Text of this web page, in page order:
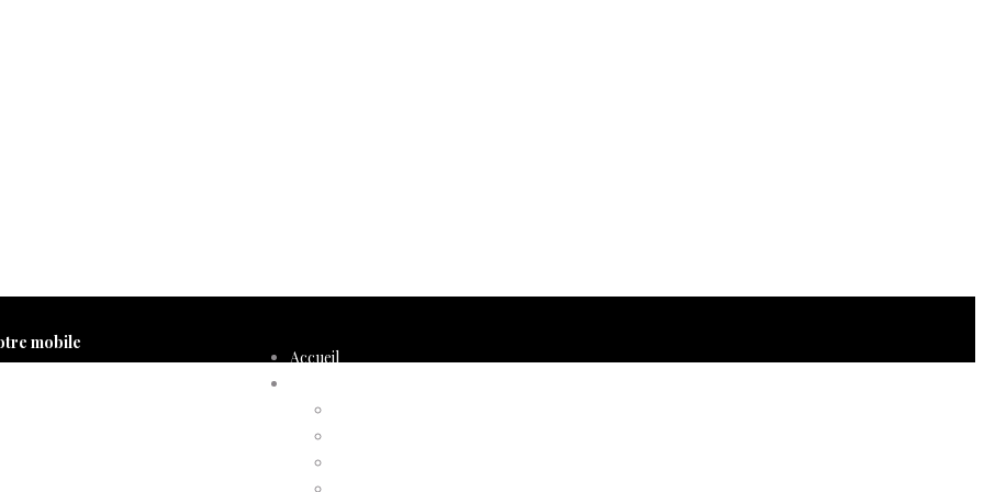
mobile
Accueil